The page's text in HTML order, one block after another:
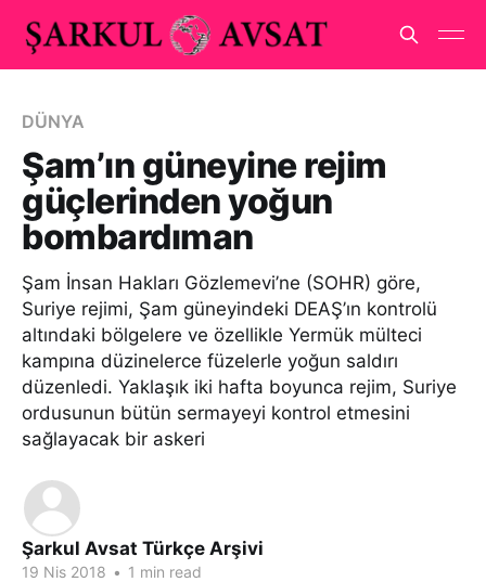
DÜNYA
Şam’ın güneyine rejim
güçlerinden yoğun
bombardıman
Şam İnsan Hakları Gözlemevi’ne (SOHR) göre,
Suriye rejimi, Şam güneyindeki DEAŞ’ın kontrolü
altındaki bölgelere ve özellikle Yermük mülteci
kampına düzinelerce füzelerle yoğun saldırı
düzenledi. Yaklaşık iki hafta boyunca rejim, Suriye
ordusunun bütün sermayeyi kontrol etmesini
sağlayacak bir askeri
Şarkul Avsat Türkçe Arşivi
19 Nis 2018 • 1 min read